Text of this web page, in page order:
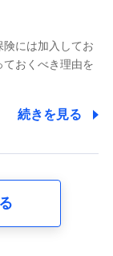
な把握のため
、契約締結手
には加入してお
ておくべき理由を
続きを見る